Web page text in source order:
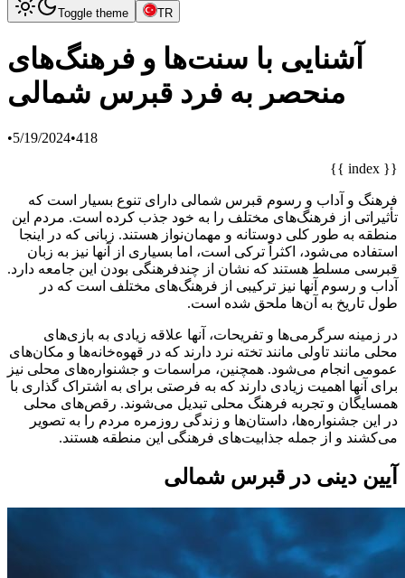
Toggle theme TR
آشنایی با سنت‌ها و فرهنگ‌های
منحصر به فرد قبرس شمالی
•5/19/2024•418
{{ index }}
فرهنگ و آداب و رسوم قبرس شمالی دارای تنوع بسیار است که
تأثیراتی از فرهنگ‌های مختلف را به خود جذب کرده است. مردم این
منطقه به طور کلی دوستانه و مهمان‌نواز هستند. زبانی که در اینجا
استفاده می‌شود، اکثراً ترکی است، اما بسیاری از آنها نیز به زبان
قبرسی مسلط هستند که نشان از چندفرهنگی بودن این جامعه دارد.
آداب و رسوم آنها نیز ترکیبی از فرهنگ‌های مختلف است که در
طول تاریخ به آن‌ها ملحق شده است.
در زمینه سرگرمی‌ها و تفریحات، آنها علاقه زیادی به بازی‌های
محلی مانند تاولی مانند تخته نرد دارند که در قهوه‌خانه‌ها و مکان‌های
عمومی انجام می‌شود. همچنین، مراسمات و جشنواره‌های محلی نیز
برای آنها اهمیت زیادی دارند که به فرصتی برای به اشتراک گذاری با
همسایگان و تجربه فرهنگ محلی تبدیل می‌شوند. رقص‌های محلی
در این جشنواره‌ها، داستان‌ها و زندگی روزمره مردم را به تصویر
می‌کشند و از جمله جذابیت‌های فرهنگی این منطقه هستند.
آیین دینی در قبرس شمالی